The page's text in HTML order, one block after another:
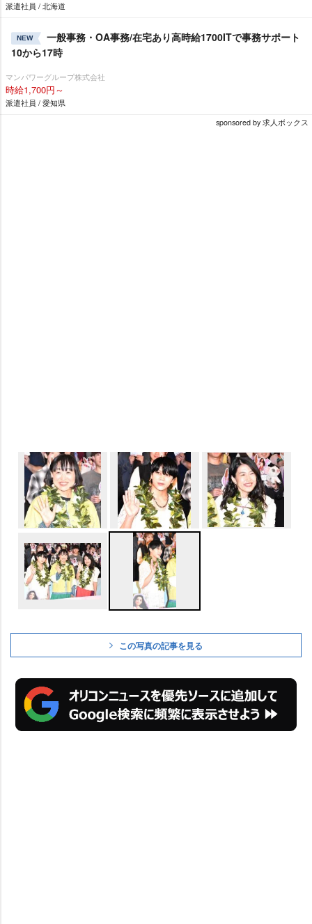
派遣社員 / 北海道
NEW
一般事務・OA事務/在宅あり高時給1700ITで事務サポート
10から17時
マンパワーグループ株式会社
時給1,700円～
派遣社員 / 愛知県
sponsored by 求人ボックス
この写真の記事を見る